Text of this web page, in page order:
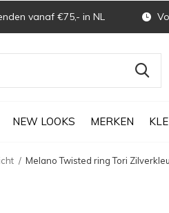
NEW LOOKS MERKEN
vanaf €75,- in NL
Melano Twisted ring Tori